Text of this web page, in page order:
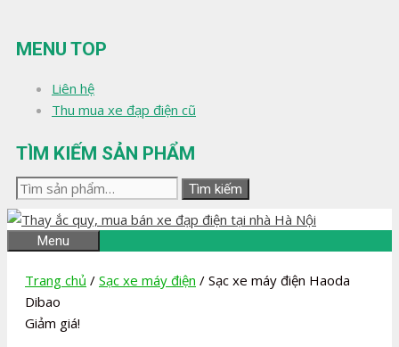
đến
nội
MENU TOP
Liên hệ
Thu mua xe đạp điện cũ
TÌM KIẾM SẢN PHẨM
Tìm
kiếm:
Tìm kiếm
Menu
Trang chủ / Sạc xe máy điện / Sạc xe máy điện Haoda
Dibao
Giảm giá!